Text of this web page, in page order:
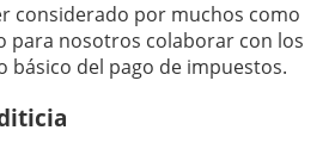
considerado por muchos como
para nosotros colaborar con los
básico del pago de impuestos.